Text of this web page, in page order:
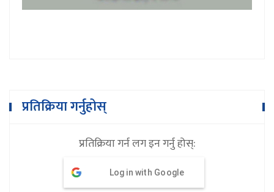
प्रतिक्रिया गर्नुहोस्
प्रतिक्रिया गर्न लग इन गर्नु होस्:
Log in with Google